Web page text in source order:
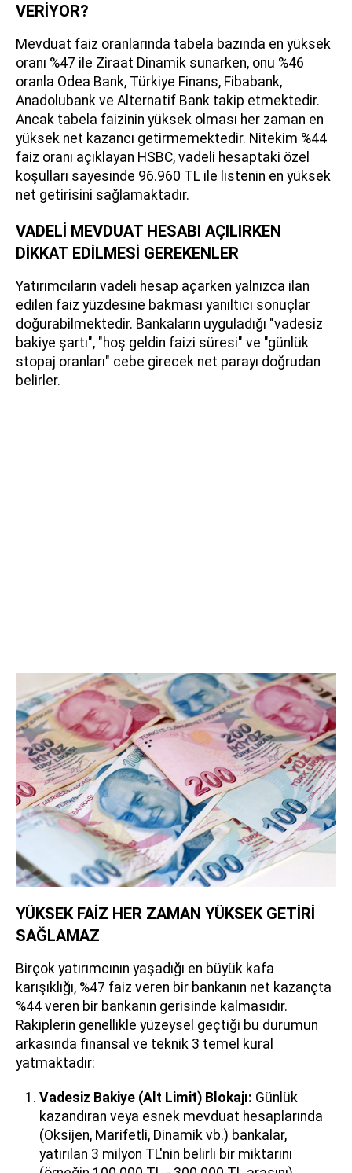
VERİYOR?
Mevduat faiz oranlarında tabela bazında en yüksek
oranı %47 ile Ziraat Dinamik sunarken, onu %46
oranla Odea Bank, Türkiye Finans, Fibabank,
Anadolubank ve Alternatif Bank takip etmektedir.
Ancak tabela faizinin yüksek olması her zaman en
yüksek net kazancı getirmemektedir. Nitekim %44
faiz oranı açıklayan HSBC, vadeli hesaptaki özel
koşulları sayesinde 96.960 TL ile listenin en yüksek
net getirisini sağlamaktadır.
VADELİ MEVDUAT HESABI AÇILIRKEN
DİKKAT EDİLMESİ GEREKENLER
Yatırımcıların vadeli hesap açarken yalnızca ilan
edilen faiz yüzdesine bakması yanıltıcı sonuçlar
doğurabilmektedir. Bankaların uyguladığı "vadesiz
bakiye şartı", "hoş geldin faizi süresi" ve "günlük
stopaj oranları" cebe girecek net parayı doğrudan
belirler.
YÜKSEK FAİZ HER ZAMAN YÜKSEK GETİRİ
SAĞLAMAZ
Birçok yatırımcının yaşadığı en büyük kafa
karışıklığı, %47 faiz veren bir bankanın net kazançta
%44 veren bir bankanın gerisinde kalmasıdır.
Rakiplerin genellikle yüzeysel geçtiği bu durumun
arkasında finansal ve teknik 3 temel kural
yatmaktadır:
Vadesiz Bakiye (Alt Limit) Blokajı: Günlük
kazandıran veya esnek mevduat hesaplarında
(Oksijen, Marifetli, Dinamik vb.) bankalar,
yatırılan 3 milyon TL'nin belirli bir miktarını